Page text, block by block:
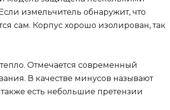
измельчитель обнаружит, что
сам. Корпус хорошо изолирован, так
Отмечается современный
В качестве минусов называют
есть небольшие претензии